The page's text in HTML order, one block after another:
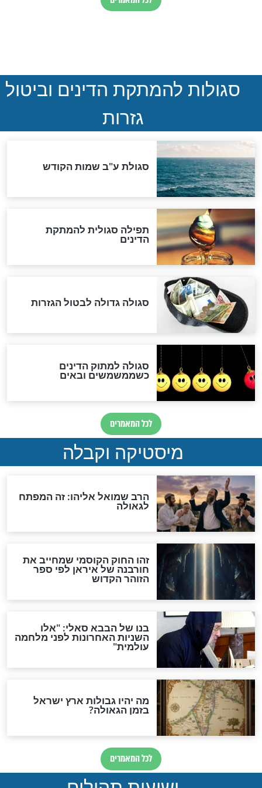
ההסכם החשאי של טראמפ
ואיראן: בלי שקיפות ועם הרבה
סימני שאלה
המסמך האבוד שנחשף
במרתפי מוסקבה: כתב היד
הנדיר של הרשב"ם התגלה
שורדת השואה שחוגגת 100:
"מודה לקב"ה על כל השנים"
לכל המאמרים
אחרית הימים
האם אפשר לחשב את הקץ?
מה יהיה בימות המשיח?
"לפני הגאולה תהיה אפיקורסות
והכחשה גדולה מאוד של
האמונה"
האם לאחר בוא המשיח יהיה
אפשר לחזור בתשובה?